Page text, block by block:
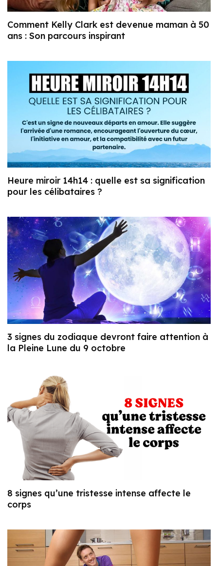
Comment Kelly Clark est devenue maman à 50
ans : Son parcours inspirant
Heure miroir 14h14 : quelle est sa signification
pour les célibataires ?
3 signes du zodiaque devront faire attention à
la Pleine Lune du 9 octobre
8 signes qu’une tristesse intense affecte le
corps